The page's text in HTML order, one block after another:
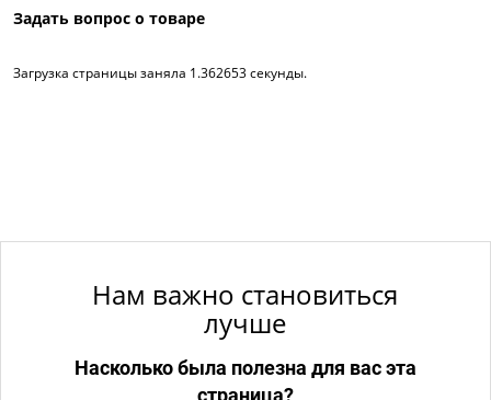
Задать вопрос о товаре
Загрузка страницы заняла 1.362653 секунды.
Нам важно становиться
лучше
Насколько была полезна для вас эта
страница?